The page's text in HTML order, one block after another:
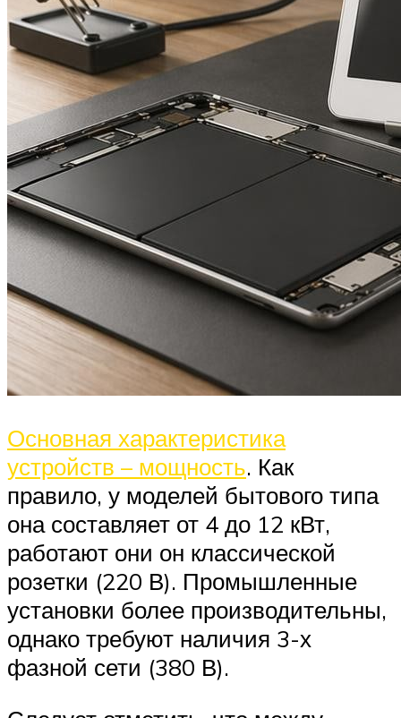
Основная характеристика
устройств – мощность. Как
правило, у моделей бытового типа
она составляет от 4 до 12 кВт,
работают они он классической
розетки (220 В). Промышленные
установки более производительны,
однако требуют наличия 3-х
фазной сети (380 В).